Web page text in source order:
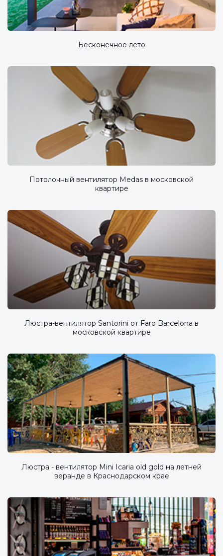
Бесконечное лето
Потолочный вентилятор Medas в московской
квартире
Люстра-вентилятор Santorini от Faro Barcelona в
московской квартире
Люстра - вентилятор Mini Icaria old gold на летней
веранде в Краснодарском крае